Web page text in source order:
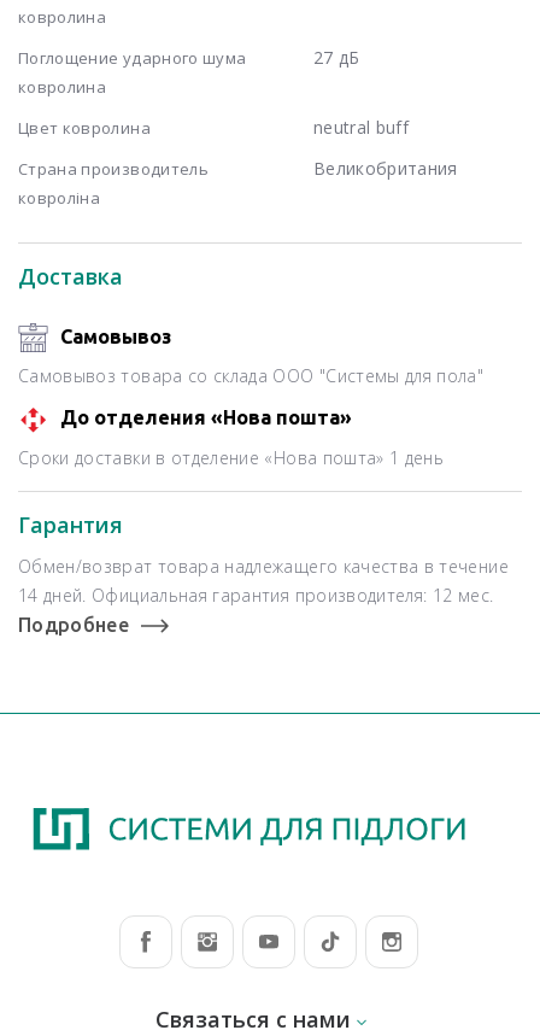
Доставка
Самовывоз
Самовывоз товара со склада ООО "Системы для пола"
До отделения «Нова пошта»
Сроки доставки в отделение «Нова пошта» 1 день
Гарантия
Обмен/возврат товара надлежащего качества в течение
14 дней. Официальная гарантия производителя: 12 мес.
Подробнее
ковролина
Поглощение ударного шума
ковролина
27 дБ
Цвет ковролина neutral buff
Страна производитель
ковроліна
Великобритания
Связаться с нами